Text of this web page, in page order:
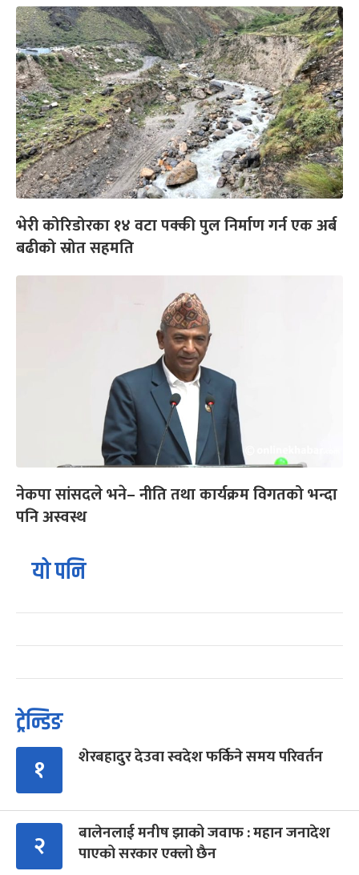
भेरी कोरिडोरका १४ वटा पक्की पुल निर्माण गर्न एक अर्ब
बढीको स्रोत सहमति
नेकपा सांसदले भने– नीति तथा कार्यक्रम विगतको भन्दा
पनि अस्वस्थ
यो पनि
ट्रेन्डिङ
१ शेरबहादुर देउवा स्वदेश फर्किने समय परिवर्तन
२
बालेनलाई मनीष झाको जवाफ : महान जनादेश
पाएको सरकार एक्लो छैन